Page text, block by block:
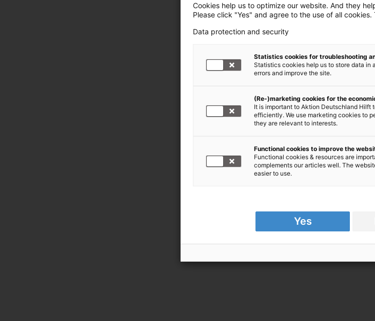
Cookies help us to optimize our website. And they
Please click "Yes" and agree to the use of all
Data protection and security
Statistics cookies for troubleshooting
Statistics cookies help us to store data in
errors and improve the site.
(Re-)marketing cookies for the
It is important to Aktion Deutschland Hilft
efficiently. We use marketing cookies to
they are relevant to interests.
Functional cookies to improve the
Functional cookies & resources are
complements our articles well. The
easier to use.
Yes